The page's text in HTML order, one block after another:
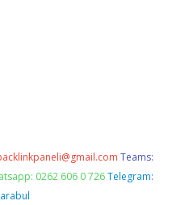
Teams:
0262 606 0 726 Telegram: